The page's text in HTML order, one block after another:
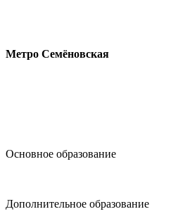
Метро Семёновская
Основное образование
Дополнительное образование